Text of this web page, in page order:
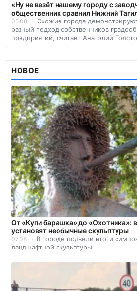
«Ну не везёт нашему городу с
общественник сравнил Нижний
05.08
Схожие города
разный подход собственников
предприятий, считает Анатолий
НОВОЕ
От «Купи барашка» до «Охотника»:
установят необычные скульптуры
07.08
В городе подвели итоги
ландшафтной скульптуры.